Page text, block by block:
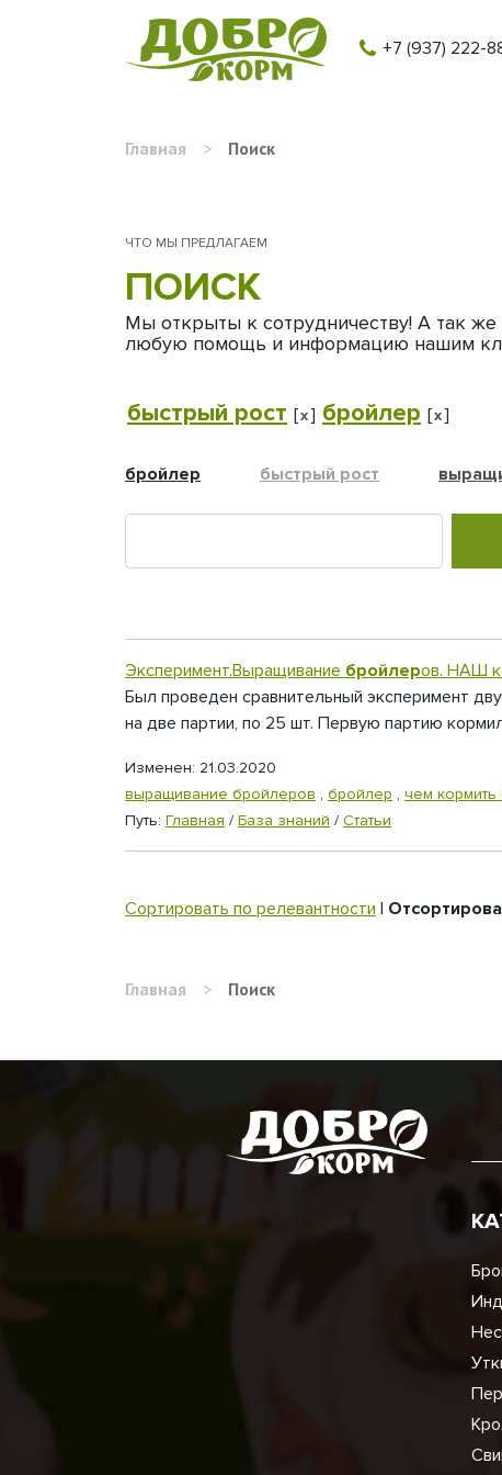
+7 (937) 222-
Главная > Поиск
ЧТО МЫ ПРЕДЛАГАЕМ
ПОИСК
Мы открыты к сотрудничеству! А так же
любую помощь и информацию нашим
быстрый рост [x] бройлер [x]
бройлер быстрый рост
Эксперимент.Выращивание бройлеров. НАШ
Был проведен сравнительный эксперимент
на две партии, по 25 шт. Первую партию
Изменен: 21.03.2020
выращивание бройлеров , бройлер , чем
Путь: Главная / База знаний / Статьи
Сортировать по релевантности |
Главная > Поиск